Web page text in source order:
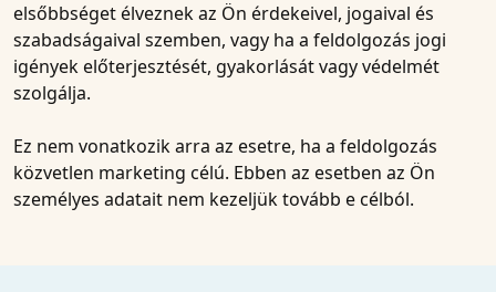
elsőbbséget élveznek az Ön érdekeivel, jogaival és
szabadságaival szemben, vagy ha a feldolgozás jogi
igények előterjesztését, gyakorlását vagy védelmét
szolgálja.
Ez nem vonatkozik arra az esetre, ha a feldolgozás
közvetlen marketing célú. Ebben az esetben az Ön
személyes adatait nem kezeljük tovább e célból.